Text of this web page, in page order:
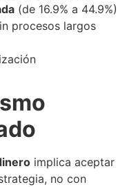
(de 16.9% a 44.9%)
procesos largos
implica aceptar
no con